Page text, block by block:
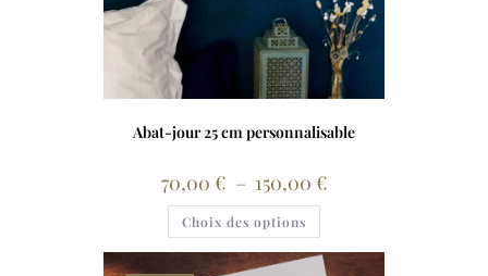
Abat-jour 25 cm personnalisable
70,00 € – 150,00 €
Choix des options